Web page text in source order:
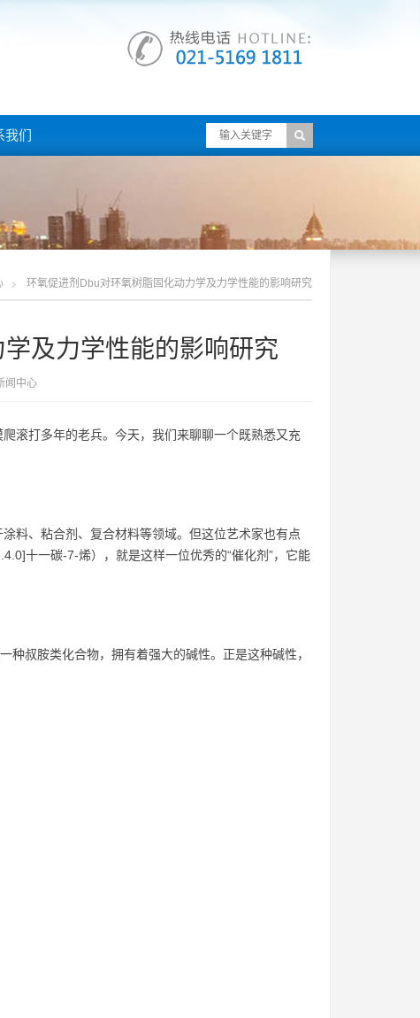
我们
环氧促进剂dbu对环氧树脂固化动力学及力学性能的影响研究
及力学性能的影响研究
闻中心
滚打多年的老兵。今天，我们来聊聊一个既熟悉又充
料、粘合剂、复合材料等领域。但这位艺术家也有点
十一碳-7-烯），就是这样一位优秀的“催化剂”，它能
叔胺类化合物，拥有着强大的碱性。正是这种碱性，